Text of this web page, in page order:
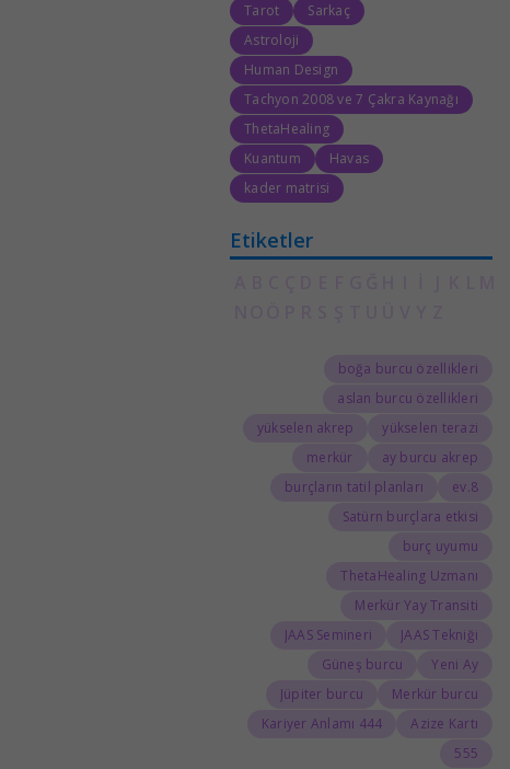
Tarot
Sarkaç
Astroloji
Human Design
Tachyon 2008 ve 7 Çakra Kaynağı
ThetaHealing
Kuantum
Havas
kader matrisi
Etiketler
boğa burcu özellikleri
aslan burcu özellikleri
yükselen terazi
yükselen akrep
ay burcu akrep
merkür
8.ev
burçların tatil planları
Satürn burçlara etkisi
burç uyumu
ThetaHealing Uzmanı
Merkür Yay Transiti
JAAS Tekniği
JAAS Semineri
Yeni Ay
Güneş burcu
Merkür burcu
Jüpiter burcu
Azize Kartı
444 Kariyer Anlamı
555